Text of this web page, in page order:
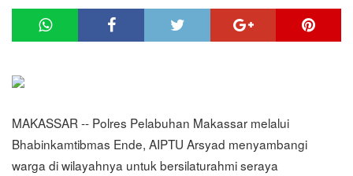
MAKASSAR -- Polres Pelabuhan Makassar melalui
Bhabinkamtibmas Ende, AIPTU Arsyad menyambangi
warga di wilayahnya untuk bersilaturahmi seraya